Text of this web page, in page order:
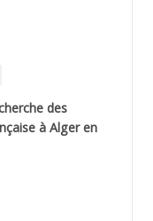
des
à Alger en